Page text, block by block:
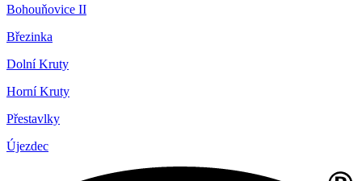
Bohouňovice II
Březinka
Dolní Kruty
Horní Kruty
Přestavlky
Újezdec